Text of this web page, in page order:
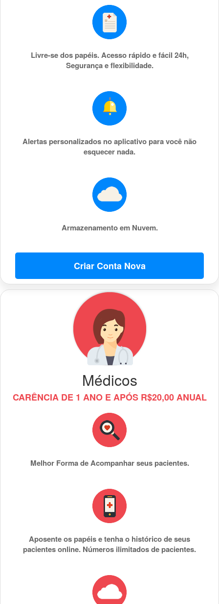
Livre-se dos papéis. Acesso rápido e fácil 24h,
Segurança e flexibilidade.
Alertas personalizados no aplicativo para você não
esquecer nada.
Armazenamento em Nuvem.
Criar Conta Nova
Médicos
CARÊNCIA DE 1 ANO E APÓS R$20,00 ANUAL
Melhor Forma de Acompanhar seus pacientes.
Aposente os papéis e tenha o histórico de seus
pacientes online. Números ilimitados de pacientes.